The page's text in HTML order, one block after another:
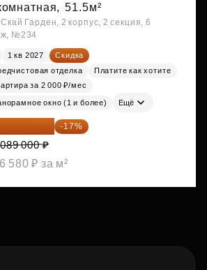
51.5м²
Гарден, 2 корпус, 2 секция, 6
№234
1 кв 2027
Скидка
отделка
Платите как хотите
за 2 000 ₽/мес
окно (1 и более) Ещё
483 870 ₽ -17%
000 ₽
580 ₽ за м²